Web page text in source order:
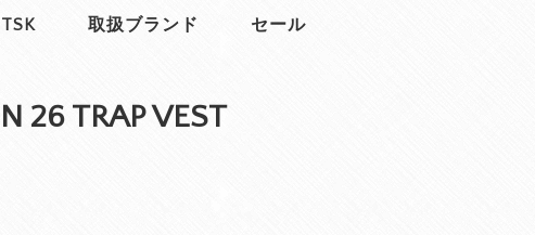
TSK 取扱ブランド セール
26 TRAP VEST